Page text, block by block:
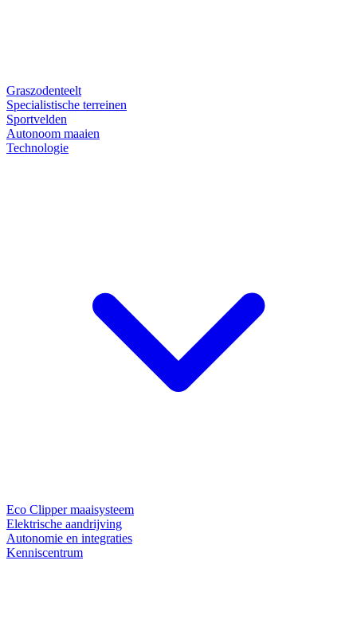
Graszodenteelt
Specialistische terreinen
Sportvelden
Autonoom maaien
Technologie
Eco Clipper maaisysteem
Elektrische aandrijving
Autonomie en integraties
Kenniscentrum